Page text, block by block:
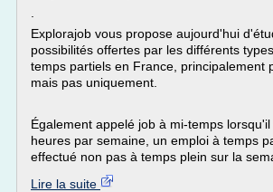
Explorajob vous propose aujourd'hui
possibilités offertes par les différents
temps partiels en France, principalement
mais pas uniquement.
Également appelé job à mi-temps
heures par semaine, un emploi à temps
effectué non pas à temps plein sur la
Lire la suite